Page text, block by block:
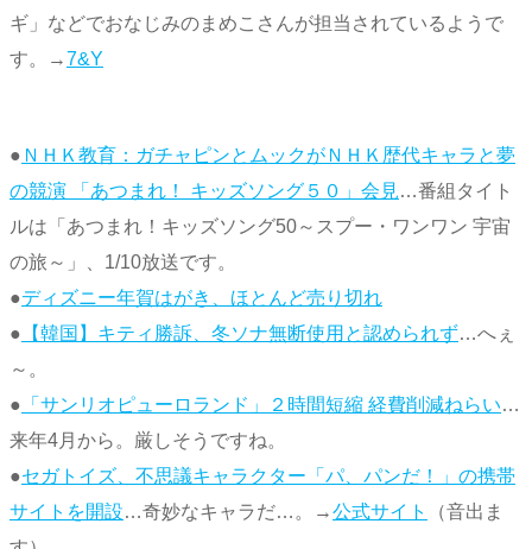
ギ」などでおなじみのまめこさんが担当されているようで
す。→7&Y
● ＮＨＫ教育：ガチャピンとムックがＮＨＫ歴代キャラと夢
の競演 「あつまれ！ キッズソング５０」会見…番組タイト
ルは「あつまれ！キッズソング50～スプー・ワンワン 宇宙
の旅～」、1/10放送です。
●ディズニー年賀はがき、ほとんど売り切れ
● 【韓国】キティ勝訴、冬ソナ無断使用と認められず…へぇ
～。
● 「サンリオピューロランド」２時間短縮 経費削減ねらい…
来年4月から。厳しそうですね。
●セガトイズ、不思議キャラクター「パ、パンだ！」の携帯
サイトを開設…奇妙なキャラだ…。→公式サイト
（音出ま